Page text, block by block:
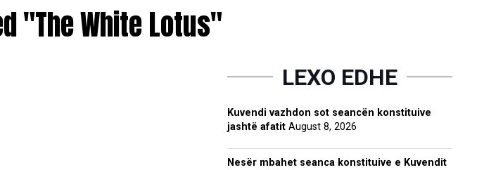
"The White Lotus"
LEXO EDHE
Kuvendi vazhdon sot seancën konstituive
jashtë afatit August 8, 2026
Nesër mbahet seanca konstituive e Kuvendit